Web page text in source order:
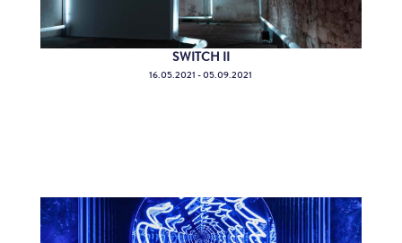
SWITCH II
16.05.2021 - 05.09.2021